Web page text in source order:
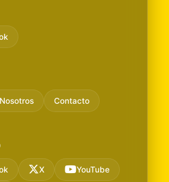
Nosotros Contacto
X YouTube